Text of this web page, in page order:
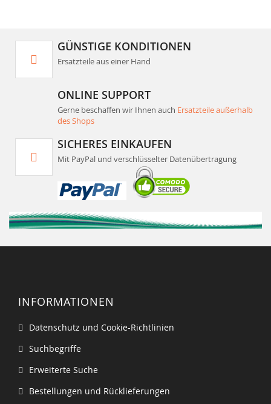
GÜNSTIGE KONDITIONEN
Ersatzteile aus einer Hand
ONLINE SUPPORT
Gerne beschaffen wir Ihnen auch Ersatzteile außerhalb
des Shops
SICHERES EINKAUFEN
Mit PayPal und verschlüsselter Datenübertragung
INFORMATIONEN
Datenschutz und Cookie-Richtlinien
Suchbegriffe
Erweiterte Suche
Bestellungen und Rücklieferungen